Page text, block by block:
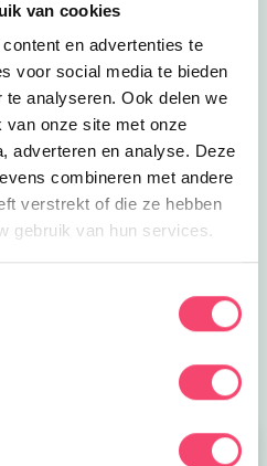
van cookies
en advertenties te
voor social media te bieden
analyseren. Ook delen we
van onze site met onze
adverteren en analyse. Deze
combineren met andere
verstrekt of die ze hebben
gebruik van hun services.
in en om Den Bosch: